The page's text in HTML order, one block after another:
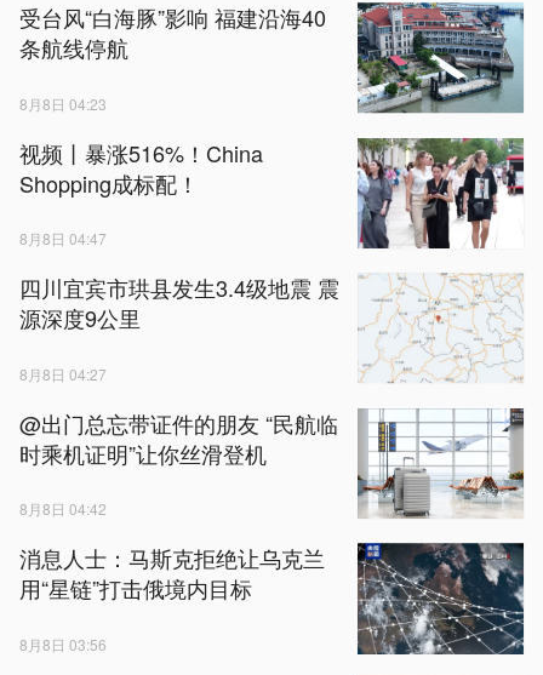
受台风“白海豚”影响 福建沿海40
条航线停航
8月8日 04:23
视频丨暴涨516%！China
Shopping成标配！
8月8日 04:47
四川宜宾市珙县发生3.4级地震 震
源深度9公里
8月8日 04:27
@出门总忘带证件的朋友 “民航临
时乘机证明”让你丝滑登机
8月8日 04:42
消息人士：马斯克拒绝让乌克兰
用“星链”打击俄境内目标
8月8日 03:56